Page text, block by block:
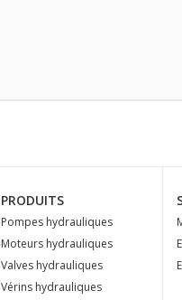
PRODUITS
Pompes hydrauliques
Moteurs hydrauliques
Valves hydrauliques
Vérins hydrauliques